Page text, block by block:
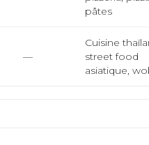
pâtes
—
Cuisine
street food
asiatique,